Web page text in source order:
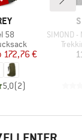
58
Preis
172,76 €
5,0(2)
Artikel
SIMOND -